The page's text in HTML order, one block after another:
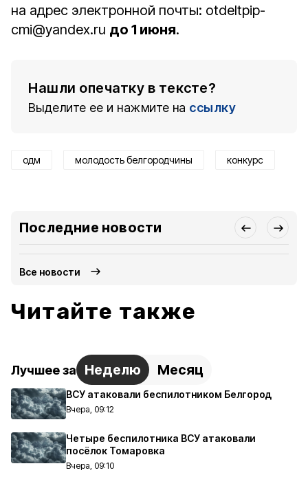
на адрес электронной почты: otdeltpip-
cmi@yandex.ru до 1 июня.
Нашли опечатку в тексте?
Выделите ее и нажмите на ссылку
одм молодость белгородчины конкурс
Последние новости
Все новости
Читайте также
Лучшее за Неделю Месяц
ВСУ атаковали беспилотником Белгород
Вчера, 09:12
Четыре беспилотника ВСУ атаковали
посёлок Томаровка
Вчера, 09:10